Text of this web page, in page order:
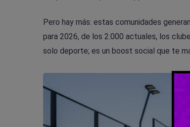
Pero hay más: estas comunidades
para 2026, de los 2.000 actuales, los
solo deporte; es un boost social que te